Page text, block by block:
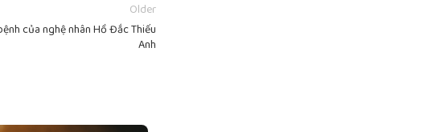
Older
của nghệ nhân Hồ Đắc Thiếu
Anh